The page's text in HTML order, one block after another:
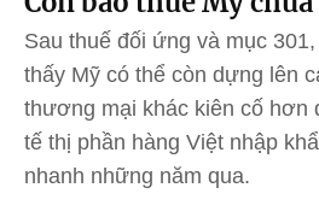
Sau thuế đối ứng và mục
thấy Mỹ có thể còn dựng lên
thương mại khác kiên cố hơn
tế thị phần hàng Việt nhập
nhanh những năm qua.